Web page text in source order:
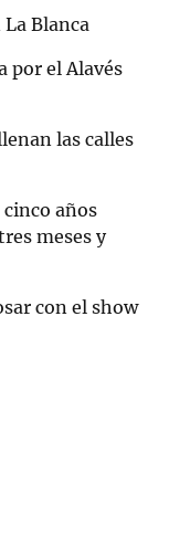
Blanca
por el Alavés
las calles
años
meses y
con el show